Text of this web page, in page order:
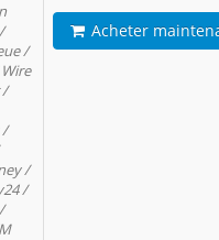
/
/
/
/
/
Acheter